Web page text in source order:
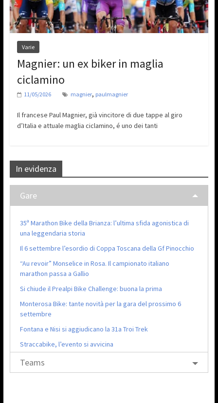
Varie
Magnier: un ex biker in maglia
ciclamino
11/05/2026 magnier, paulmagnier
Il francese Paul Magnier, già vincitore di due tappe al giro
d’Italia e attuale maglia ciclamino, é uno dei tanti
In evidenza
Gare
35ª Marathon Bike della Brianza: l’ultima sfida agonistica di
una leggendaria storia
Il 6 settembre l’esordio di Coppa Toscana della Gf Pinocchio
“Au revoir” Monselice in Rosa. Il campionato italiano
marathon passa a Gallio
Si chiude il Prealpi Bike Challenge: buona la prima
Monterosa Bike: tante novità per la gara del prossimo 6
settembre
Fontana e Nisi si aggiudicano la 31a Troi Trek
Straccabike, l’evento si avvicina
Teams